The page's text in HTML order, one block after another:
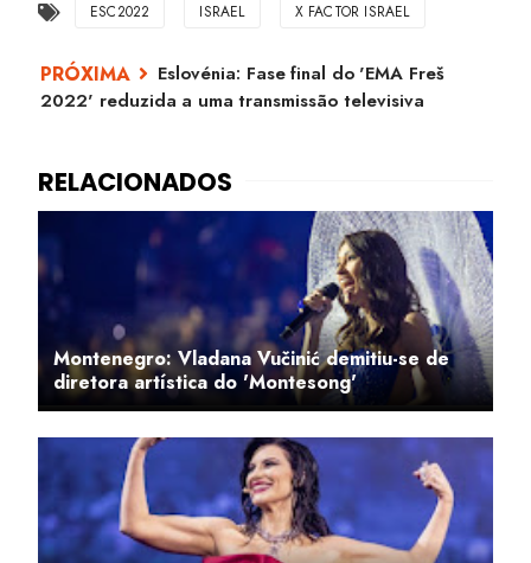
ESC2022 ISRAEL X FACTOR ISRAEL
Eslovénia: Fase final do 'EMA Freš
2022' reduzida a uma transmissão televisiva
Montenegro: Vladana Vučinić demitiu-se de
diretora artística do 'Montesong'